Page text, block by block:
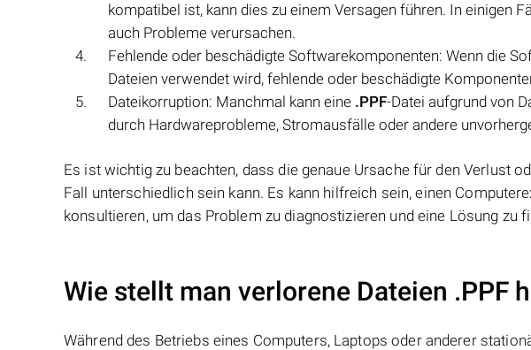
kompatibel ist, kann dies zu einem Versagen führen. In einigen
auch Probleme verursachen.
Fehlende oder beschädigte Softwarekomponenten: Wenn die
Dateien verwendet wird, fehlende oder beschädigte
Dateikorruption: Manchmal kann eine .PPF-Datei aufgrund von
durch Hardwareprobleme, Stromausfälle oder andere
Es ist wichtig zu beachten, dass die genaue Ursache für den Verlust
Fall unterschiedlich sein kann. Es kann hilfreich sein, einen
konsultieren, um das Problem zu diagnostizieren und eine Lösung zu
Wie stellt man verlorene Dateien .PPF
Während des Betriebs eines Computers, Laptops oder anderer